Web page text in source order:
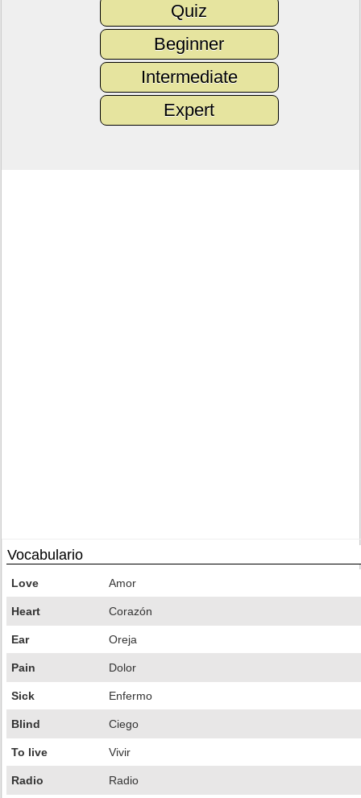
Quiz
Beginner
Intermediate
Expert
Vocabulario
Love Amor
Heart Corazón
Ear Oreja
Pain Dolor
Sick Enfermo
Blind Ciego
To live Vivir
Radio Radio